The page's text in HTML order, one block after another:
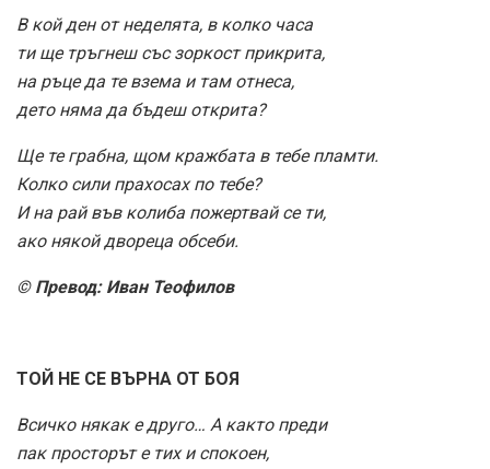
В кой ден от неделята, в колко часа
ти ще тръгнеш със зоркост прикрита,
на ръце да те взема и там отнеса,
дето няма да бъдеш открита?
Ще те грабна, щом кражбата в тебе пламти.
Колко сили прахосах по тебе?
И на рай във колиба пожертвай се ти,
ако някой двореца обсеби.
© Превод: Иван Теофилов
ТОЙ НЕ СЕ ВЪРНА ОТ БОЯ
Всичко някак е друго… А както преди
пак просторът е тих и спокоен,